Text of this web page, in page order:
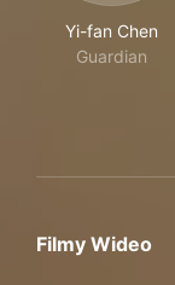
Yi-fan Chen
Guardian
Filmy Wideo